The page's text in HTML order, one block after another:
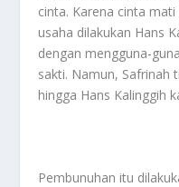
cinta. Karena cinta
usaha dilakukan Hans
dengan mengguna-
sakti. Namun, Safrinah
hingga Hans Kalinggih
Pembunuhan itu